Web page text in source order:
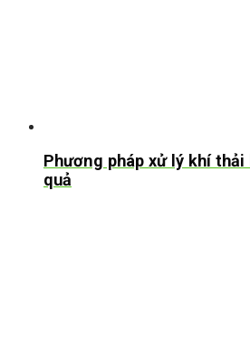
Phương pháp xử lý khí
quả